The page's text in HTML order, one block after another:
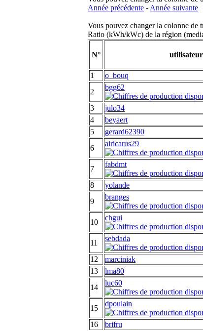
Année précédente - Année suivante
Vous pouvez changer la colonne de
Ratio (kWh/kWc) de la région
N° utilisateur
1
o_bouq
2
bgg62
3
julo34
4
beyaert
5
gerard62390
6
airicarus29
7
fabdmt
8
yolande
9
branges
10
chgui
11
sebdada
12
marciniak
13
lma80
14
luc60
15
dpoulain
16
brifru